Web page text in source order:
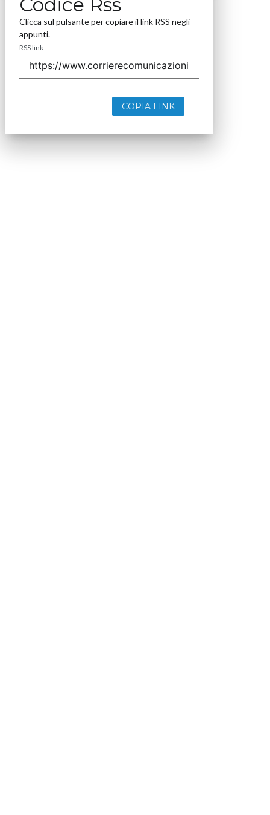
Clicca sul pulsante per copiare il link RSS negli
appunti.
RSS link
COPIA LINK